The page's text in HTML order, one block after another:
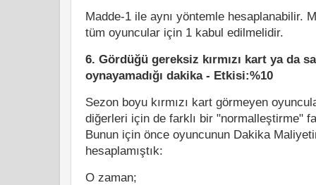
Madde-1 ile aynı yöntemle hesaplanabilir.
tüm oyuncular için 1 kabul edilmelidir.
6. Gördüğü gereksiz kırmızı kart ya da
oynayamadığı dakika - Etkisi:%10
Sezon boyu kırmızı kart görmeyen
diğerleri için de farklı bir "normalleştirme"
Bunun için önce oyuncunun Dakika
hesaplamıştık:
O zaman;